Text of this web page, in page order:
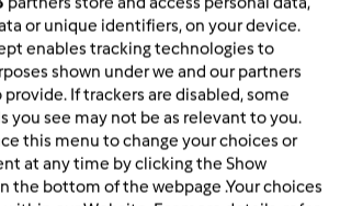
Góra strony
lub zarejestruj sięaby dodawać
komentarze
or unique identifiers, on your device.
enables tracking technologies to
shown under we and our partners
If trackers are disabled, some
you see may not be as relevant to you.
this menu to change your choices or
at any time by clicking the Show
the bottom of the webpage .Your choices